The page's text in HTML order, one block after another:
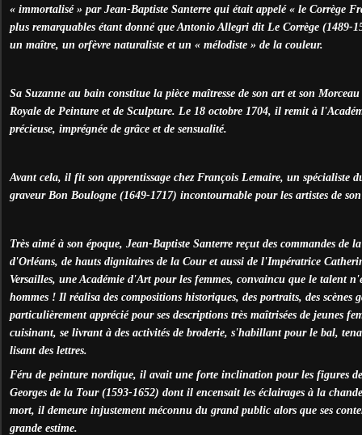
« immortalisé » par Jean-Baptiste Santerre qui était appelé « le Corrège
plus remarquables étant donné que Antonio Allegri dit Le Corrège (1489-
un maître, un orfèvre naturaliste et un « mélodiste » de la couleur.
Sa Suzanne au bain constitue la pièce maîtresse de son art et son
Royale de Peinture et de Sculpture. Le 18 octobre 1704, il remit à
précieuse, imprégnée de grâce et de sensualité.
Avant cela, il fit son apprentissage chez François Lemaire, un spécialiste
graveur Bon Boulogne (1649-1717) incontournable pour les artistes de
Très aimé à son époque, Jean-Baptiste Santerre reçut des commandes de
d'Orléans, de hauts dignitaires de la Cour et aussi de l'Impératrice
Versailles, une Académie d'Art pour les femmes, convaincu que le talent
hommes ! Il réalisa des compositions historiques, des portraits, des scènes
particulièrement apprécié pour ses descriptions très maîtrisées de jeunes
cuisinant, se livrant à des activités de broderie, s'habillant pour le bal,
lisant des lettres.
Féru de peinture nordique, il avait une forte inclination pour les figures
Georges de la Tour (1593-1652) dont il encensait les éclairages à la
mort, il demeure injustement méconnu du grand public alors que ses
grande estime.